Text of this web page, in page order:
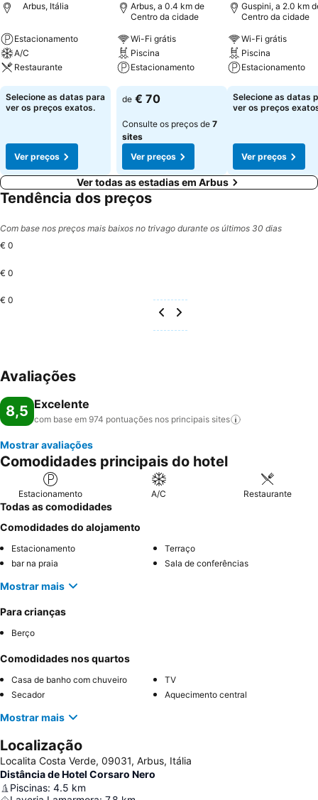
Arbus, Itália
Estacionamento
A/C
Restaurante
Ver preços
Selecione as datas para
ver os preços exatos.
Ver preços
Arbus, a 0.4 km de
Centro da cidade
Wi-Fi grátis
Piscina
Estacionamento
Ver preços
de € 70
Consulte os preços de 7
sites
Ver preços
Guspini, a 2.0 km
Centro da cidade
Wi-Fi grátis
Piscina
Estacionamento
Ver preços
Selecione as datas
ver os preços
Ver preços
Ver todas as estadias em Arbus
Tendência dos preços
Com base nos preços mais baixos no trivago durante os últimos 30 dias
€ 0
€ 0
€ 0
Avaliações
8,5 Excelente
com base em 974 pontuações nos principais sites
Mostrar avaliações
Comodidades principais do hotel
Estacionamento A/C Restaurante
Todas as comodidades
Comodidades do alojamento
Estacionamento
Terraço
bar na praia
Sala de conferências
Mostrar mais
Para crianças
Berço
Comodidades nos quartos
Casa de banho com chuveiro
TV
Secador
Aquecimento central
Mostrar mais
Localização
Localita Costa Verde, 09031, Arbus, Itália
Distância de Hotel Corsaro Nero
Piscinas: 4.5 km